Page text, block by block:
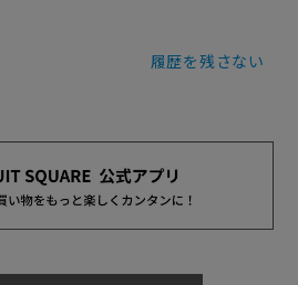
履歴を残さない